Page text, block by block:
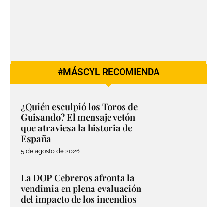
#MÁSCYL RECOMIENDA
¿Quién esculpió los Toros de
Guisando? El mensaje vetón
que atraviesa la historia de
España
5 de agosto de 2026
La DOP Cebreros afronta la
vendimia en plena evaluación
del impacto de los incendios